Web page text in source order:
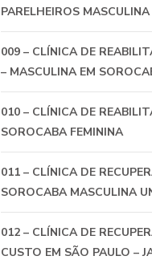
PARELHEIROS MASCULINA
009 – CLÍNICA DE
– MASCULINA EM
010 – CLÍNICA DE
SOROCABA FEMININA
011 – CLÍNICA DE
SOROCABA MASCULINA
012 – CLÍNICA DE
CUSTO EM SÃO PAULO –